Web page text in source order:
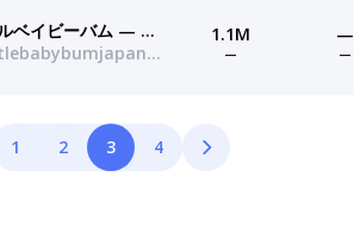
リトルベイビーバム — 子供の歌 — Little Baby Bum —
@littlebabybumjapanese
1.1M
—
—
—
1 2 3 4